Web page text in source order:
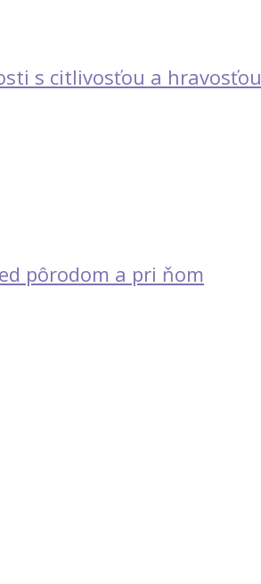
s citlivosťou a hravosťou
pôrodom a pri ňom